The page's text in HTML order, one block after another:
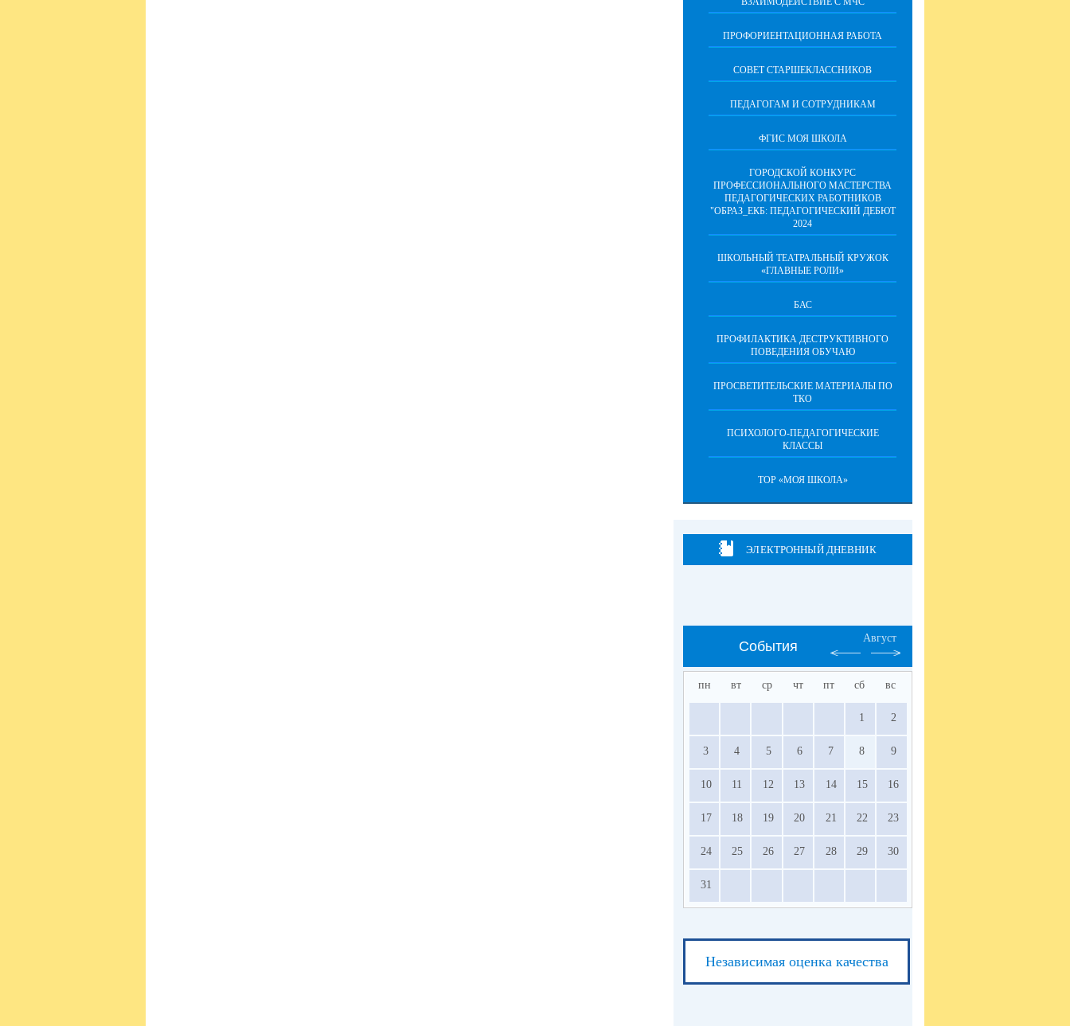
ПРОФОРИЕНТАЦИОННАЯ РАБОТА
СОВЕТ СТАРШЕКЛАССНИКОВ
ПЕДАГОГАМ И СОТРУДНИКАМ
ФГИС МОЯ ШКОЛА
ГОРОДСКОЙ КОНКУРС
ПРОФЕССИОНАЛЬНОГО МАСТЕРСТВА
ПЕДАГОГИЧЕСКИХ РАБОТНИКОВ
"ОБРАЗ_ЕКБ: ПЕДАГОГИЧЕСКИЙ ДЕБЮТ
2024
ШКОЛЬНЫЙ ТЕАТРАЛЬНЫЙ КРУЖОК
«ГЛАВНЫЕ РОЛИ»
БАС
ПРОФИЛАКТИКА ДЕСТРУКТИВНОГО
ПОВЕДЕНИЯ ОБУЧАЮ
ПРОСВЕТИТЕЛЬСКИЕ МАТЕРИАЛЫ ПО
ТКО
ПСИХОЛОГО-ПЕДАГОГИЧЕСКИЕ
КЛАССЫ
ТОР «МОЯ ШКОЛА»
ЭЛЕКТРОННЫЙ ДНЕВНИК
События
Август
пн вт ср чт пт сб вс
1 2
3 4 5 6 7 8 9
10 11 12 13 14 15 16
17 18 19 20 21 22 23
24 25 26 27 28 29 30
31
Независимая оценка качества